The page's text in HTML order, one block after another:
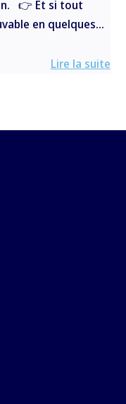
👉 Et si tout
en quelques...
Lire la suite